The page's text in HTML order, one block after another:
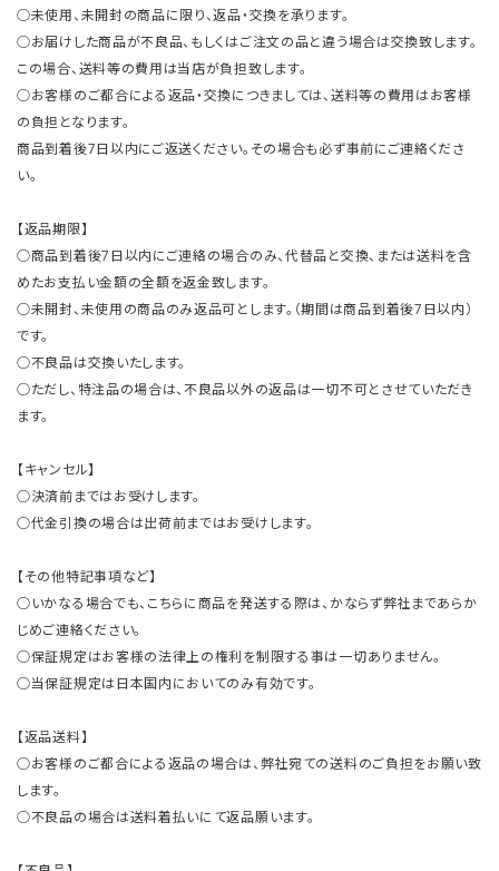
○未使用、未開封の商品に限り、返品・交換を承ります。
○お届けした商品が不良品、もしくはご注文の品と違う場合は交換致します。
この場合、送料等の費用は当店が負担致します。
○お客様のご都合による返品・交換につきましては、送料等の費用はお客様
の負担となります。
商品到着後7日以内にご返送ください。その場合も必ず事前にご連絡くださ
い。
【返品期限】
○商品到着後7日以内にご連絡の場合のみ、代替品と交換、または送料を含
めたお支払い金額の全額を返金致します。
○未開封、未使用の商品のみ返品可とします。（期間は商品到着後7日以内）
です。
○不良品は交換いたします。
○ただし、特注品の場合は、不良品以外の返品は一切不可とさせていただき
ます。
【キャンセル】
○決済前まではお受けします。
○代金引換の場合は出荷前まではお受けします。
【その他特記事項など】
○いかなる場合でも、こちらに商品を発送する際は、かならず弊社まであらか
じめご連絡ください。
○保証規定はお客様の法律上の権利を制限する事は一切ありません。
○当保証規定は日本国内においてのみ有効です。
【返品送料】
○お客様のご都合による返品の場合は、弊社宛ての送料のご負担をお願い致
します。
○不良品の場合は送料着払いにて返品願います。